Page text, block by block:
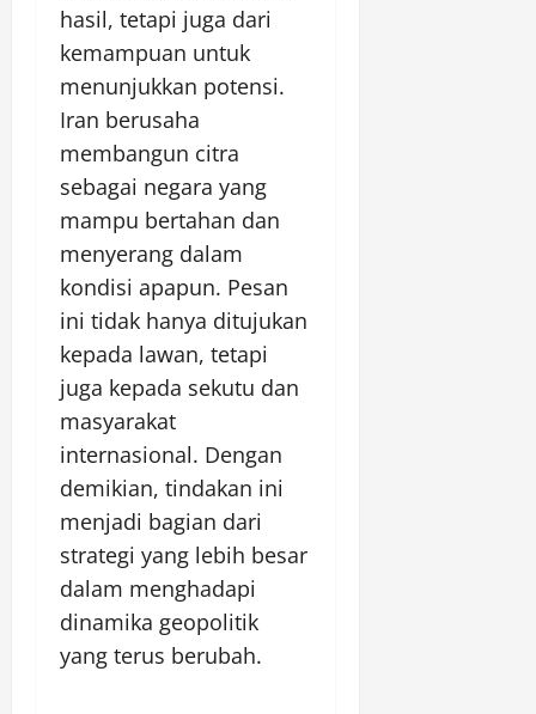
hasil, tetapi juga dari
kemampuan untuk
menunjukkan potensi.
Iran berusaha
membangun citra
sebagai negara yang
mampu bertahan dan
menyerang dalam
kondisi apapun. Pesan
ini tidak hanya ditujukan
kepada lawan, tetapi
juga kepada sekutu dan
masyarakat
internasional. Dengan
demikian, tindakan ini
menjadi bagian dari
strategi yang lebih besar
dalam menghadapi
dinamika geopolitik
yang terus berubah.